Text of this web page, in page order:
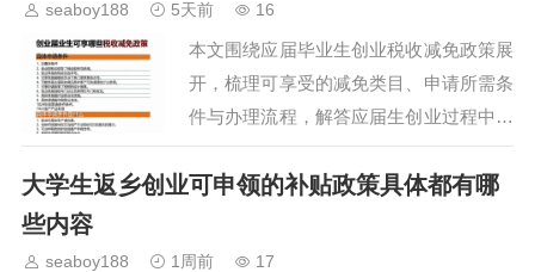
seaboy188 5天前 16
本文围绕应届毕业生创业税收减免政策展
开，梳理可享受的减免类目、申请所需条
件与办理流程，解答应届生创业过程中关
于税费优惠的常见疑问，帮助刚走出校门
的创业者充分利用政策红利降低创业初期
大学生返乡创业可申领的补贴政策具体都有哪
些内容
seaboy188 1周前 17